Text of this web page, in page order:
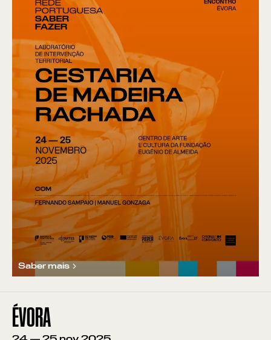
Saber mais
ÉVORA